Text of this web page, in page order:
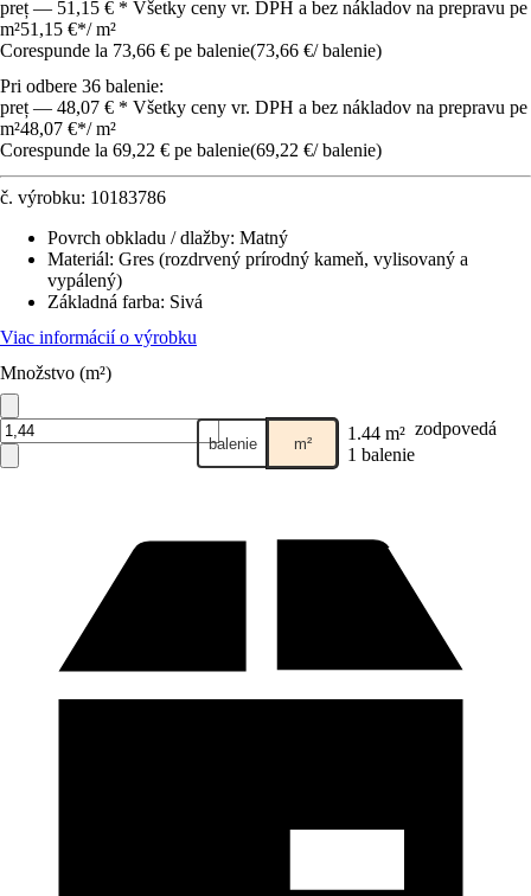
preț — 51,15 € * Všetky ceny vr. DPH a bez nákladov na prepravu pe
m²51,15 €*/ m²
Corespunde la 73,66 € pe balenie(73,66 €/ balenie)
Pri odbere 36 balenie:
preț — 48,07 € * Všetky ceny vr. DPH a bez nákladov na prepravu pe
m²48,07 €*/ m²
Corespunde la 69,22 € pe balenie(69,22 €/ balenie)
č. výrobku: 10183786
Povrch obkladu / dlažby: Matný
Materiál: Gres (rozdrvený prírodný kameň, vylisovaný a
vypálený)
Základná farba: Sivá
Viac informácií o výrobku
Množstvo (m²)
balenie m² 1.44 m² zodpovedá
1 balenie